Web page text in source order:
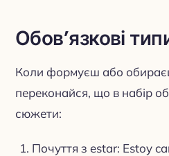
Обов’язкові
Коли формуєш або
переконайся, що в набір
сюжети:
Почуття з estar: Estoy